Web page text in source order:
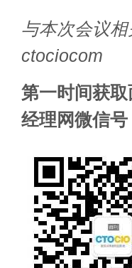
与本次会议
ctociocom
第一时间获
经理网微信